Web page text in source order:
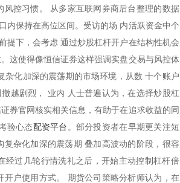
控习惯。 从多家互联网券商后台整理的数据
内保持在高位区间。受访的场 内活跃资金中个
提下，会考虑 通过炒股杠杆开户在结构性机会
这使得像恒信证券这样强调实盘交易与风控体
化加深的震荡期的市场环境，从数 十个账户
撤越剧烈， 业内 人士普遍认为，在选择炒股杠
券官网核实相关信息，有助于在追求收益的同
验心态配资平台 。部分投资者在早期更关注短
杂化加深的震荡期 叠加高波动的阶段，很容
经过几轮行情洗礼之后，开始主动控制杠杆倍
户使用方式。 期货公司策略分析师认为，在